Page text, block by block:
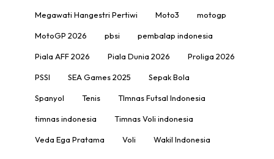
Megawati Hangestri Pertiwi Moto3 motogp
MotoGP 2026 pbsi pembalap indonesia
Piala AFF 2026 Piala Dunia 2026 Proliga 2026
PSSI SEA Games 2025 Sepak Bola
Spanyol Tenis TImnas Futsal Indonesia
timnas indonesia Timnas Voli indonesia
Veda Ega Pratama Voli Wakil Indonesia